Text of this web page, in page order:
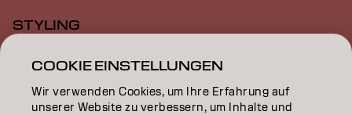
STYLING
INSPIRATION
EDUCATION
COOKIE EINSTELLUNGEN
Wir verwenden Cookies, um Ihre Erfahrung auf
unserer Website zu verbessern, um Inhalte und